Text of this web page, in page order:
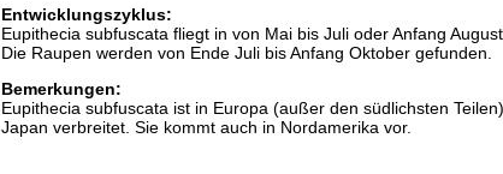
Entwicklungszyklus:
Eupithecia subfuscata fliegt in von Mai bis Juli oder Anfang
Die Raupen werden von Ende Juli bis Anfang Oktober gefunden.
Bemerkungen:
Eupithecia subfuscata ist in Europa (außer den südlichsten
Japan verbreitet. Sie kommt auch in Nordamerika vor.